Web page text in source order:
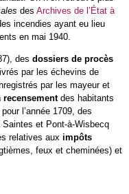
des Archives de l’État à
incendies ayant eu lieu
en mai 1940.
des dossiers de procès
par les échevins de
par les mayeur et
recensement des habitants
l’année 1709, des
et Pont-à-Wisbecq
relatives aux impôts
feux et cheminées) et